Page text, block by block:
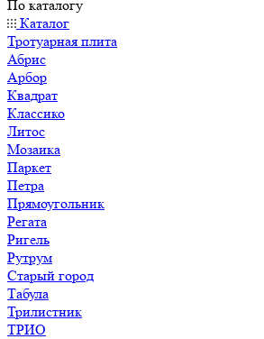
По каталогу
Каталог
Тротуарная плита
Абрис
Арбор
Квадрат
Классико
Литос
Мозаика
Паркет
Петра
Прямоугольник
Регата
Ригель
Рутрум
Старый город
Табула
Трилистник
ТРИО